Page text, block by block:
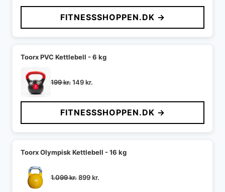
pris
var:
1.499 kr..
pris
er:
999 kr..
FITNESSSHOPPEN.DK →
Toorx PVC Kettlebell - 6 kg
199kr.Den
pris
var:
199 kr..
149kr.
pris
er:
149 kr..
FITNESSSHOPPEN.DK →
Toorx Olympisk Kettlebell - 16 kg
1.099kr.Den
899kr.